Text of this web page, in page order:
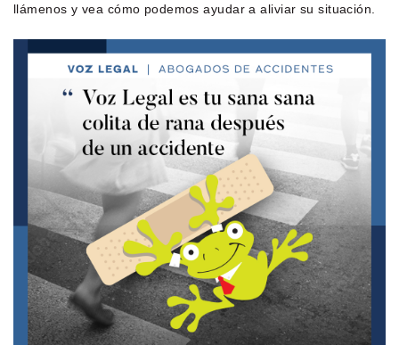
llámenos y vea cómo podemos ayudar a aliviar su situación.